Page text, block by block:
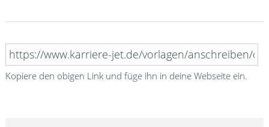
Kopiere den obigen Link und füge ihn in deine Webseite ein.